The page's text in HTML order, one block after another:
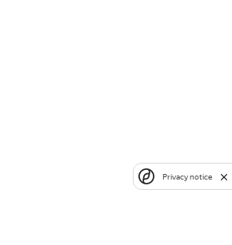
Privacy notice